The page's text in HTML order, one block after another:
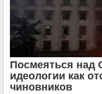
Посмеяться над
идеологии как
чиновников